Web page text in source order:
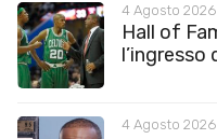
4 Agosto
Hall of
l’ingresso
4 Agosto 2026